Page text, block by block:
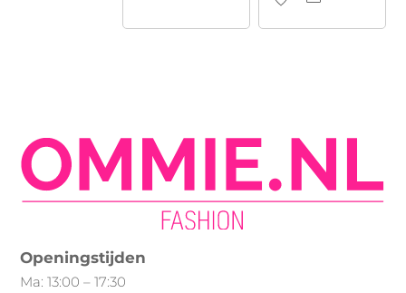
gekozen
worden
op
optie
gekozen
Openingstijden
Ma: 13:00 – 17:30